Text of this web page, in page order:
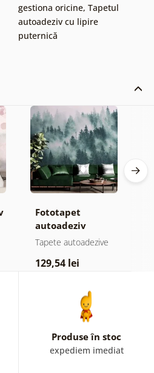
gestiona oricine, Tapetul
autoadeziv cu lipire
puternică
Fototapet
autoadeziv
pădure în ceață
Tapete autoadezive
129,54 lei
Produse în stoc
expediem imediat